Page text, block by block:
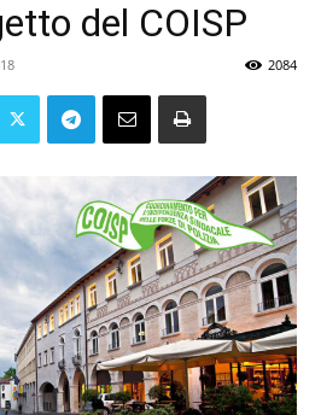
del COISP
2084